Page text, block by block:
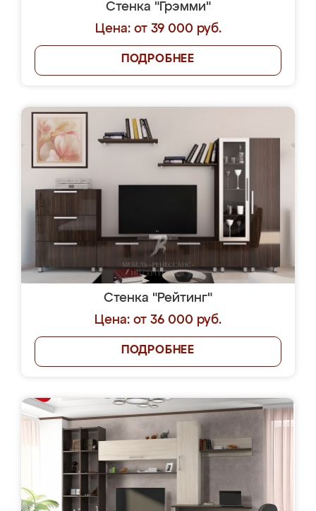
Стенка "Грэмми"
Цена: от 39 000 руб.
ПОДРОБНЕЕ
Стенка "Рейтинг"
Цена: от 36 000 руб.
ПОДРОБНЕЕ